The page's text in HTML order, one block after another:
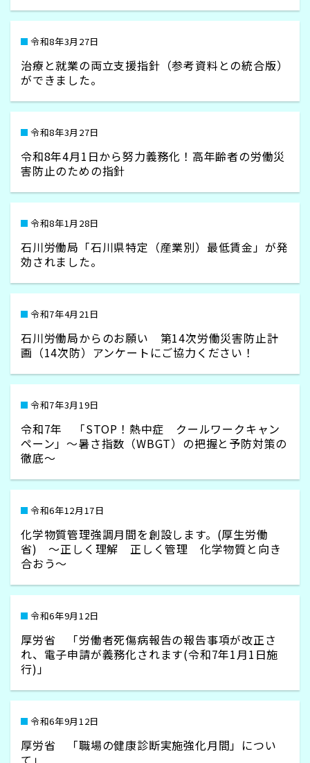
令和8年3月27日
治療と就業の両立支援指針（参考資料との統合版）
ができました。
令和8年3月27日
令和8年4月1日から努力義務化！高年齢者の労働災
害防止のための指針
令和8年1月28日
石川労働局「石川県特定（産業別）最低賃金」が発
効されました。
令和7年4月21日
石川労働局からのお願い 第14次労働災害防止計
画（14次防）アンケートにご協力ください！
令和7年3月19日
令和7年 「STOP！熱中症 クールワークキャン
ペーン」～暑さ指数（WBGT）の把握と予防対策の
徹底～
令和6年12月17日
化学物質管理強調月間を創設します。(厚生労働
省) ～正しく理解 正しく管理 化学物質と向き
合おう～
令和6年9月12日
厚労省 「労働者死傷病報告の報告事項が改正さ
れ、電子申請が義務化されます(令和7年1月1日施
行)」
令和6年9月12日
厚労省 「職場の健康診断実施強化月間」につい
て」